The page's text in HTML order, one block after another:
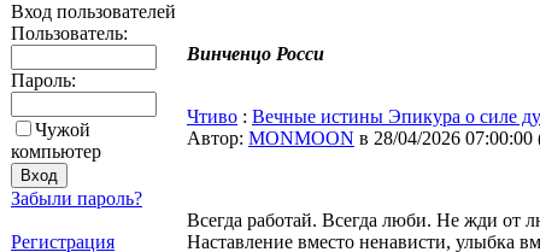
Вход пользователей
Пользователь:
Пароль:
Чужой
компьютер
Забыли пароль?
Регистрация
Винченцо Росси
Чтиво : Вечные истины Эпикура о силе
Автор: MONMOON в 28/04/2026 07:00:00
Всегда работай. Всегда люби. Не жди от
Наставление вместо ненависти, улыбка